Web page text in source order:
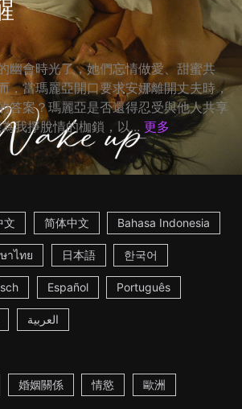
幽會時光了，她們忘情做愛、甜蜜共
，當瑪麗亞開口要求安娜離開丈夫時，
答案？瑪麗亞是否還得忍受與他人共享
我掙脫情的枷鎖，以... 更多
文 简体中文 Bahasa Indonesia
าไทย 日本語 한국어
Español Português
العربية
婚姻關係 情慾 歐洲